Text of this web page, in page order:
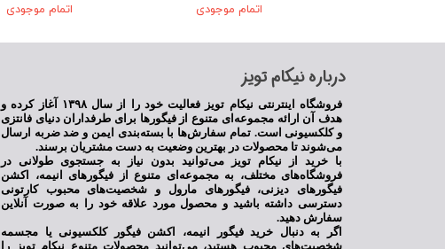
اتمام موجودی اتمام موجودی
​درباره نیکام تویز
فروشگاه اینترنتی نیکام تویز فعالیت خود را از سال ۱۳۹۸ آغاز کرده و
هدف آن ارائه مجموعه‌ای متنوع از فیگورها برای طرفداران دنیای فانتزی
و کلکسیونی است. تمام سفارش‌ها با بسته‌بندی ایمن و ضد ضربه ارسال
می‌شوند تا محصولات در بهترین وضعیت به دست مشتریان برسند.
با خرید از نیکام تویز می‌توانید بدون نیاز به جستجوی طولانی در
فروشگاه‌های مختلف، به مجموعه‌ای متنوع از فیگورهای انیمه، اکشن
فیگورهای دیزنی، فیگورهای مارول و شخصیت‌های محبوب کارتونی
دسترسی داشته باشید و محصول مورد علاقه خود را به صورت آنلاین
سفارش دهید.
اگر به دنبال خرید فیگور انیمه، اکشن فیگور کلکسیونی یا مجسمه
شخصیت‌های محبوب هستید، می‌توانید محصولات متنوع نیکام تویز را